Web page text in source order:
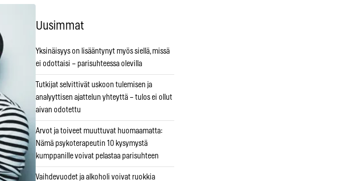
Uusimmat
Yksinäisyys on lisääntynyt myös siellä, missä
ei odottaisi – parisuhteessa olevilla
Tutkijat selvittivät uskoon tulemisen ja
analyyttisen ajattelun yhteyttä – tulos ei ollut
aivan odotettu
Arvot ja toiveet muuttuvat huomaamatta:
Nämä psykoterapeutin 10 kysymystä
kumppanille voivat pelastaa parisuhteen
Vaihdevuodet ja alkoholi voivat ruokkia